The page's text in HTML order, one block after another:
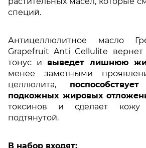
специй.
Антицеллюлитное масло
Grapefruit Anti Cellulite вернет
тонус и выведет лишнюю
менее заметными
целлюлита,
подкожных жировых
токсинов и сделает кожу
подтянутой.
В набор входят: